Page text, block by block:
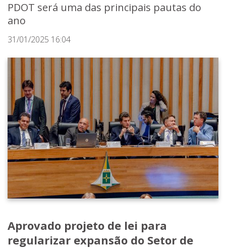
PDOT será uma das principais pautas do
ano
31/01/2025 16:04
Aprovado projeto de lei para
regularizar expansão do Setor de